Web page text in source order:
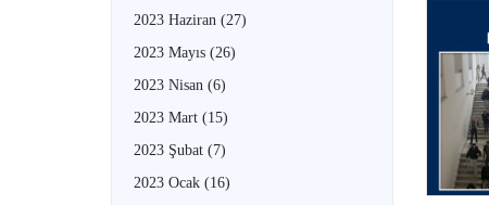
2023 Haziran (27)
2023 Mayıs (26)
2023 Nisan (6)
2023 Mart (15)
2023 Şubat (7)
2023 Ocak (16)